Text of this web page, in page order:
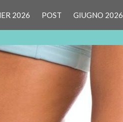
2026 POST GIUGNO 2026